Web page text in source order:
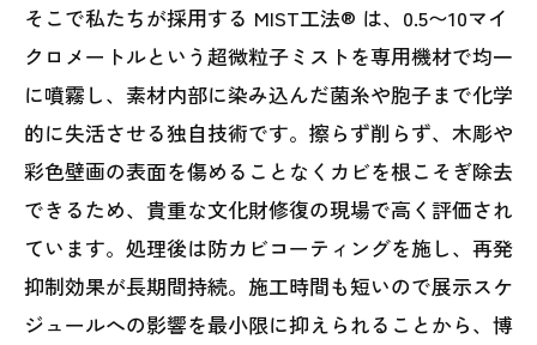
そこで私たちが採用する MIST工法® は、0.5〜10マイ
クロメートルという超微粒子ミストを専用機材で均一
に噴霧し、素材内部に染み込んだ菌糸や胞子まで化学
的に失活させる独自技術です。擦らず削らず、木彫や
彩色壁画の表面を傷めることなくカビを根こそぎ除去
できるため、貴重な文化財修復の現場で高く評価され
ています。処理後は防カビコーティングを施し、再発
抑制効果が長期間持続。施工時間も短いので展示スケ
ジュールへの影響を最小限に抑えられることから、博